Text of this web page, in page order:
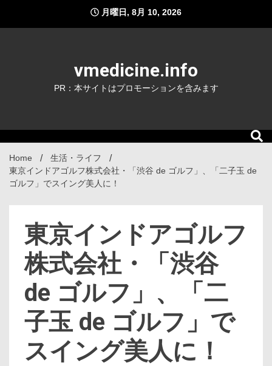
content
月曜日, 8月 10, 2026
vmedicine.info
PR：本サイトはプロモーションを含みます
Home
生活・ライフ
東京インドアゴルフ株式会社・「渋谷 de ゴルフ」、「二子玉 de
ゴルフ」でスイング美人に！
東京インドアゴルフ
株式会社・「渋谷
de ゴルフ」、「二
子玉 de ゴルフ」で
スイング美人に！